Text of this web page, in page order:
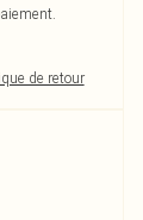
de retour